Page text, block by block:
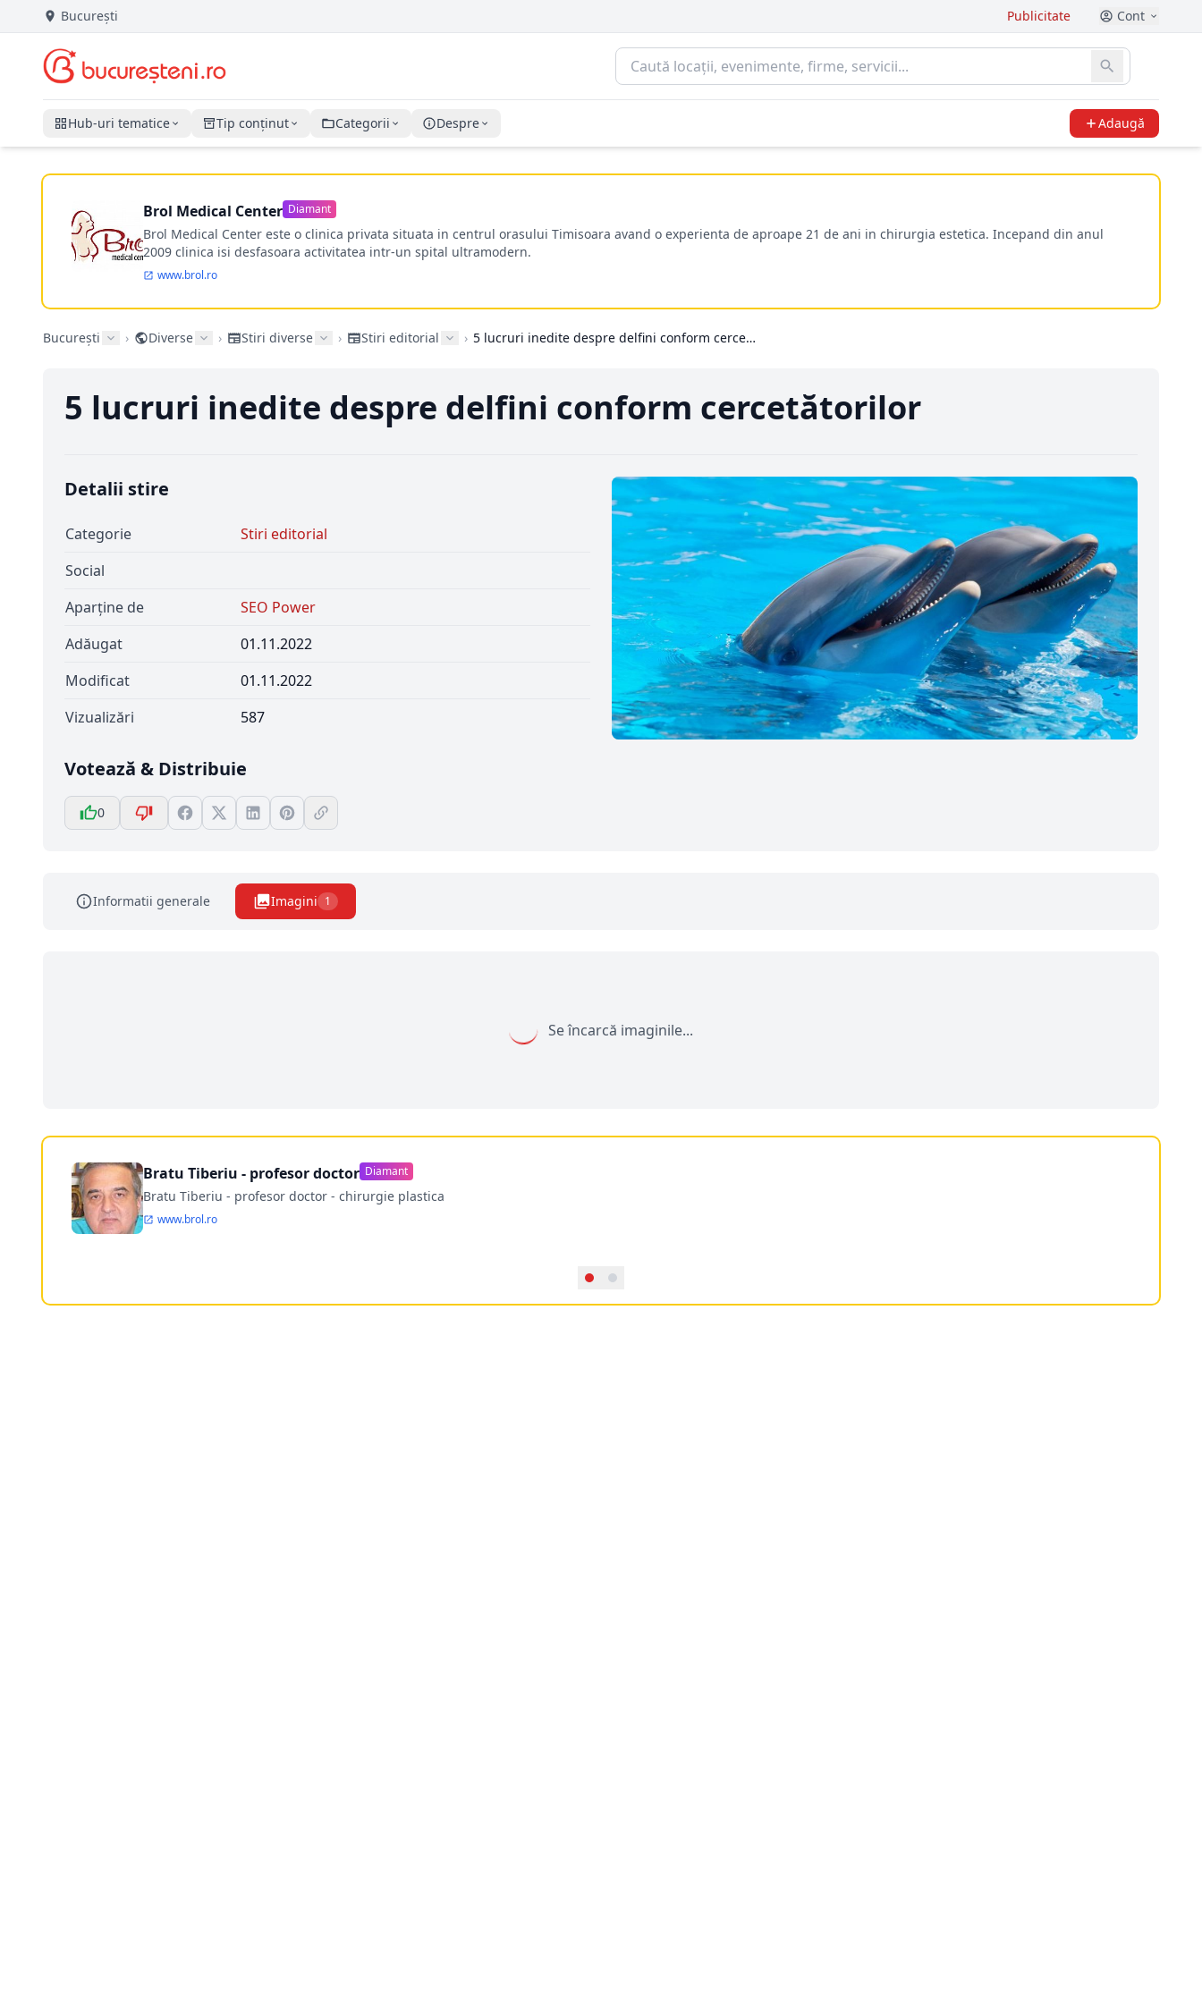
București Publicitate Cont
Hub-uri tematice Tip conținut Categorii Despre Adaugă
Brol Medical Center Diamant
Brol Medical Center este o clinica privata situata in centrul orasului Timisoara avand o experienta de aproape 21 de ani in chirurgia estetica. Incepand din anul
2009 clinica isi desfasoara activitatea intr-un spital ultramodern.
www.brol.ro
București › Diverse › Stiri diverse › Stiri editorial › 5 lucruri inedite despre delfini conform cercetătorilor
5 lucruri inedite despre delfini conform cercetătorilor
Detalii stire
Categorie
Stiri editorial
Social
Aparține de
SEO Power
Adăugat
01.11.2022
Modificat
01.11.2022
Vizualizări
587
Votează & Distribuie
0
Informatii generale Imagini 1
Se încarcă imaginile...
Bratu Tiberiu - profesor doctor Diamant
Bratu Tiberiu - profesor doctor - chirurgie plastica
www.brol.ro